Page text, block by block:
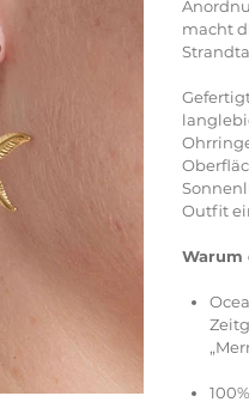
macht
Outfit
Warum